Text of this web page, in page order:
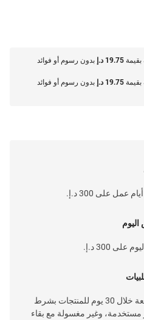
19.75 د.إ
بدون رسوم أو فوائد
19.75 د.إ
بدون رسوم أو فوائد
300 د.إ.
خدمة إرجاع سهلة وسريعة خلال 30 يوم للمنتجات بشرط
مستخدمة، وغير مغسولة مع بقاء